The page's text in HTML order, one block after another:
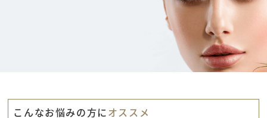
こんなお悩みの方にオススメ